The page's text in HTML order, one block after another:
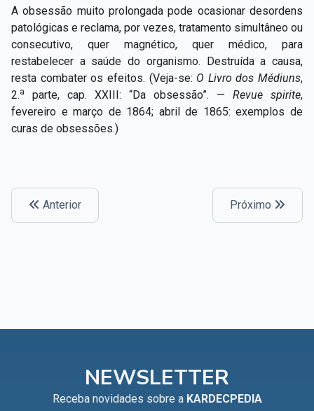
A obsessão muito prolongada pode ocasionar desordens
patológicas e reclama, por vezes, tratamento simultâneo ou
consecutivo, quer magnético, quer médico, para
restabelecer a saúde do organismo. Destruída a causa,
resta combater os efeitos. (Veja-se: O Livro dos Médiuns,
2.a parte, cap. XXIII: “Da obsessão”. — Revue spirite,
fevereiro e março de 1864; abril de 1865: exemplos de
curas de obsessões.)
Anterior Próximo
NEWSLETTER
Receba novidades sobre a KARDECPEDIA